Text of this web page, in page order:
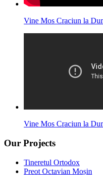
Vine Mos Craciun la
Vine Mos Craciun la
Our Projects
Tineretul Ortodox
Preot Octavian Moșin